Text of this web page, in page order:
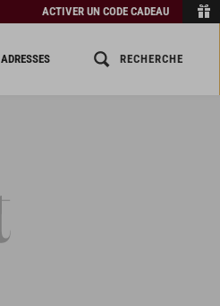
ACTIVER UN CODE CADEAU
ADRESSES RECHERCHE